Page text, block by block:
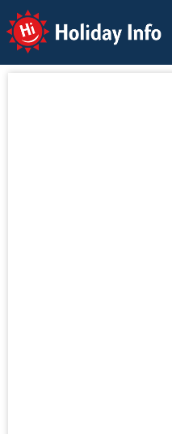
Holiday Info